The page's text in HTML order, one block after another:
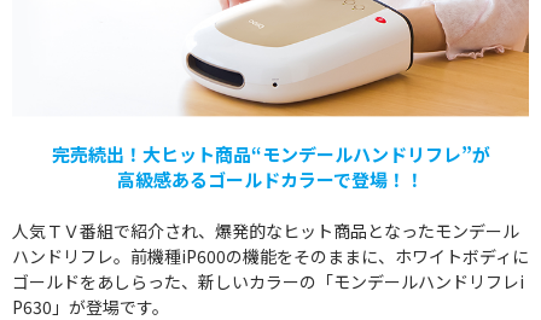
完売続出！大ヒット商品“モンデールハンドリフレ”が
高級感あるゴールドカラーで登場！！
人気ＴＶ番組で紹介され、爆発的なヒット商品となったモンデール
ハンドリフレ。前機種iP600の機能をそのままに、ホワイトボディに
ゴールドをあしらった、新しいカラーの「モンデールハンドリフレi
P630」が登場です。